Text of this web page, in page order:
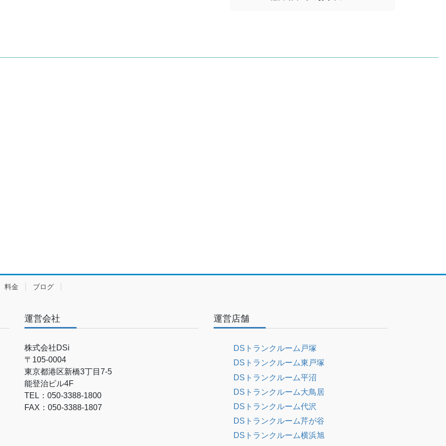
料金 ブログ
運営会社
株式会社DSi
〒105-0004
東京都港区新橋3丁目7-5
能登治ビル4F
TEL：050-3388-1800
FAX：050-3388-1807
運営店舗
DSトランクルーム戸塚
DSトランクルーム東戸塚
DSトランクルーム平沼
DSトランクルーム大鳥居
DSトランクルーム代沢
DSトランクルーム芹が谷
DSトランクルーム横浜旭